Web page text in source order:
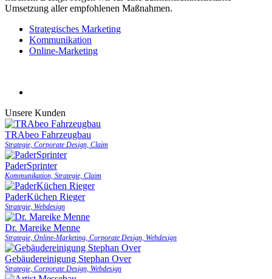
Umsetzung aller empfohlenen Maßnahmen.
Strategisches Marketing
Kommunikation
Online-Marketing
Unsere Kunden
TRAbeo Fahrzeugbau
Strategie, Corporate Design, Claim
PaderSprinter
Kommunikation, Strategie, Claim
PaderKüchen Rieger
Strategie, Webdesign
Dr. Mareike Menne
Strategie, Online-Marketing, Corporate Design, Webdesign
Gebäudereinigung Stephan Over
Strategie, Corporate Design, Webdesign